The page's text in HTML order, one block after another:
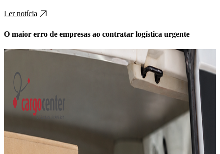
Ler notícia
O maior erro de empresas ao contratar logística urgente